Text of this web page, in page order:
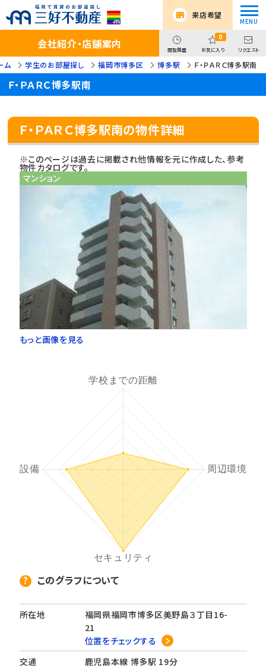
来店希望
会社紹介・店舗案内 閲覧履歴
0
お気に入り リクエスト
ム 学生のお部屋探し 福岡市博多区 博多駅 Ｆ・ＰＡＲＣ博多駅南
Ｆ・ＰＡＲＣ博多駅南
Ｆ・ＰＡＲＣ博多駅南の物件詳細
※このページは過去に掲載され他情報を元に作成した、参考
物件カタログです。
マンション
もっと画像を見る
このグラフについて
所在地
福岡県福岡市博多区美野島３丁目16-
21
位置をチェックする
交通
鹿児島本線 博多駅 19分